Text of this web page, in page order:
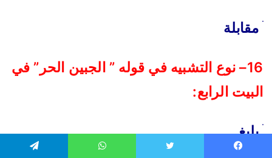
ׄ مقابلة
16– نوع التشبيه في قوله ” الجبين الحر” في
البيت الرابع:
ׄ بليغ